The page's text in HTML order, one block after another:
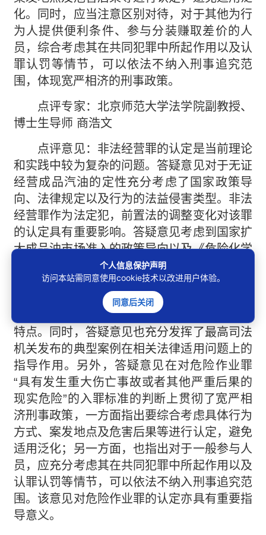
化。同时，应当注意区别对待，对于其他为行
为人提供便利条件、参与分装赚取差价的人
员，综合考虑其在共同犯罪中所起作用以及认
罪认罚等情节，可以依法不纳入刑事追究范
围，体现宽严相济的刑事政策。
点评专家：北京师范大学法学院副教授、
博士生导师 商浩文
点评意见：非法经营罪的认定是当前理论
和实践中较为复杂的问题。答疑意见对于无证
经营成品汽油的定性充分考虑了国家政策导
向、法律规定以及行为的法益侵害类型。非法
经营罪作为法定犯，前置法的调整变化对该罪
的认定具有重要影响。答疑意见考虑到国家扩
大成品油市场准入的政策导向以及《危险化学
品安全管理条例》的规定、《危险化学品目
录》的调整，认定无证经营成品汽油行为侵犯
的是生产安全，而非市场经济秩序，进而将该
行为定性为危险作业罪，充分考虑了法定犯的
特点。同时，答疑意见也充分发挥了最高司法
机关发布的典型案例在相关法律适用问题上的
指导作用。另外，答疑意见在对危险作业罪
“具有发生重大伤亡事故或者其他严重后果的
现实危险”的入罪标准的判断上贯彻了宽严相
济刑事政策，一方面指出要综合考虑具体行为
方式、案发地点及危害后果等进行认定，避免
适用泛化；另一方面，也指出对于一般参与人
员，应充分考虑其在共同犯罪中所起作用以及
认罪认罚等情节，可以依法不纳入刑事追究范
围。该意见对危险作业罪的认定亦具有重要指
导意义。
个人信息保护声明
访问本站需同意使用cookie技术以改进用户体验。
同意后关闭